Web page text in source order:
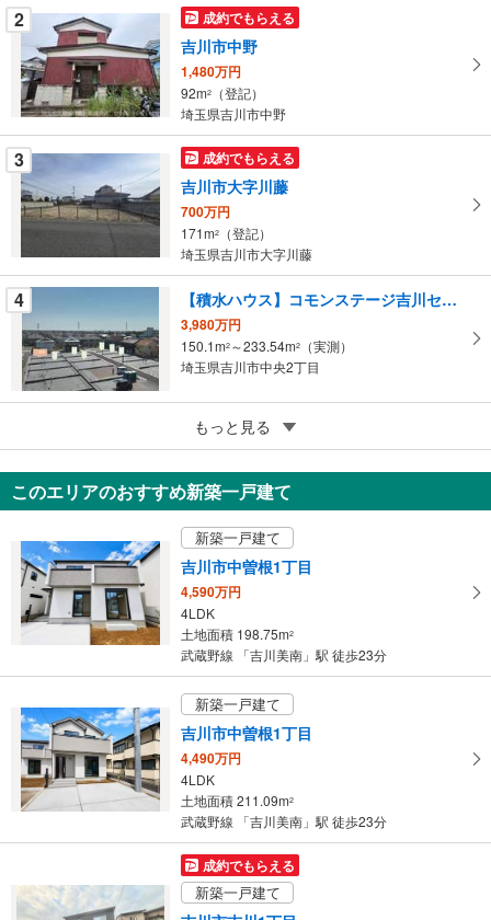
件
を
マ
イ
ペ
ー
ジ
に
保
す
る
2 成約でもらえる
吉川市中野
1,480万円
92m2
（登記）
埼玉県吉川市中野
3 成約でもらえる
吉川市大字川藤
700万円
171m2
（登記）
埼玉県吉川市大字川藤
4 【積水ハウス】コモンステージ吉川センティアス
3,980万円
150.1m2 ～233.54m2
（実測）
埼玉県吉川市中央2丁目
成約でもらえる
吉川市大字南広島
1億7,800万円
2880.71m2（登記）
もっと見る
このエリアのおすすめ新築一戸建て
新築一戸建て
吉川市中曽根1丁目
4,590万円
4LDK
土地面積 198.75m2
武蔵野線 「吉川美南」駅 徒歩23分
新築一戸建て
吉川市中曽根1丁目
4,490万円
4LDK
土地面積 211.09m2
武蔵野線 「吉川美南」駅 徒歩23分
成約でもらえる
新築一戸建て